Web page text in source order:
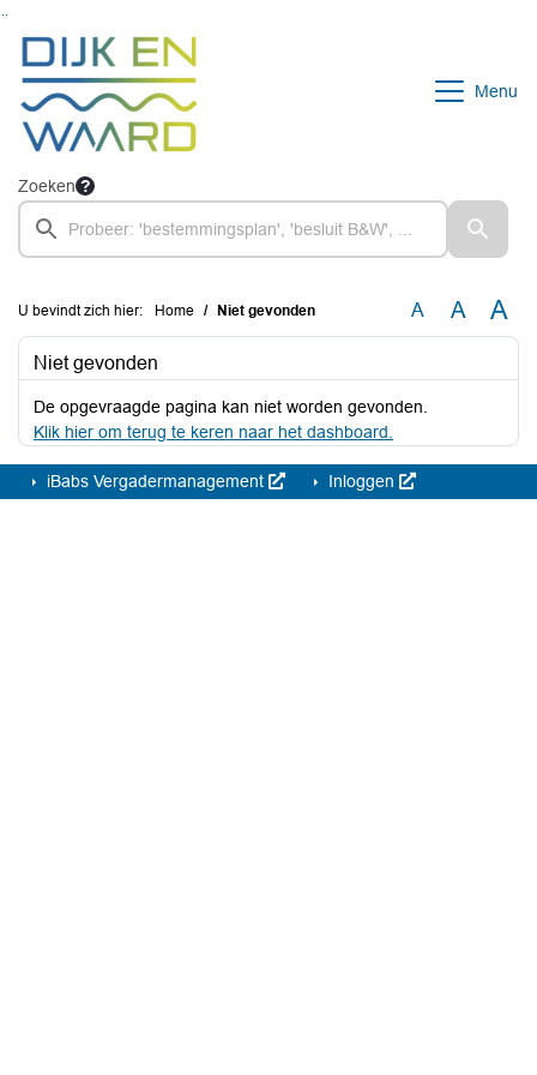
Menu
Zoeken
U bevindt zich hier: Home Niet gevonden A A A
Niet gevonden
De opgevraagde pagina kan niet worden gevonden.
Klik hier om terug te keren naar het dashboard.
iBabs Vergadermanagement Inloggen